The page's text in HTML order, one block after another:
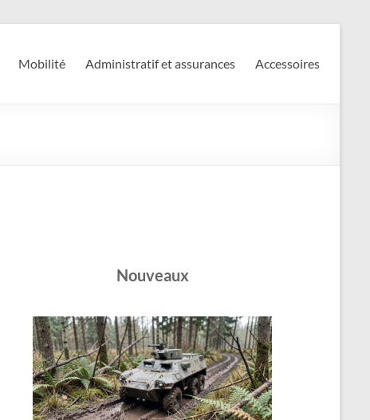
Mobilité Administratif et assurances Accessoires
Nouveaux